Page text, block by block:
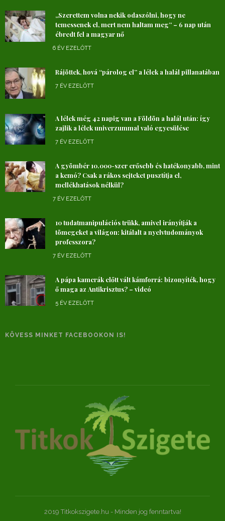
„Szerettem volna nekik odaszólni, hogy ne
temessenek el, mert nem haltam meg” – 6 nap után
ébredt fel a magyar nő
6 ÉV EZELŐTT
Rájöttek, hová “párolog el” a lélek a halál pillanatában
7 ÉV EZELŐTT
A lélek még 42 napig van a Földön a halál után: így
zajlik a lélek univerzummal való egyesülése
7 ÉV EZELŐTT
A gyömbér 10.000-szer erősebb és hatékonyabb, mint
a kemó? Csak a rákos sejteket pusztítja el,
mellékhatások nélkül?
7 ÉV EZELŐTT
10 tudatmanipulációs trükk, amivel irányítják a
tömegeket a világon: kitálalt a nyelvtudományok
professzora?
7 ÉV EZELŐTT
A pápa kamerák előtt vált kámforrá: bizonyíték, hogy
ő maga az Antikrisztus? – videó
5 ÉV EZELŐTT
KÖVESS MINKET FACEBOOKON IS!
2019 Titkokszigete.hu - Minden jog fenntartva!